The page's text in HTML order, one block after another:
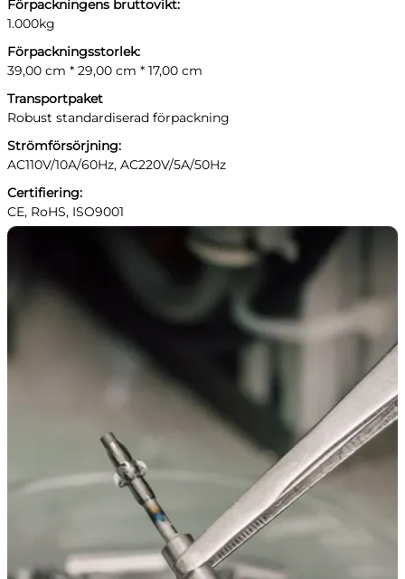
Förpackningens bruttovikt:
1.000kg
Förpackningsstorlek:
39,00 cm * 29,00 cm * 17,00 cm
Transportpaket
Robust standardiserad förpackning
Strömförsörjning:
AC110V/10A/60Hz, AC220V/5A/50Hz
Certifiering:
CE, RoHS, ISO9001